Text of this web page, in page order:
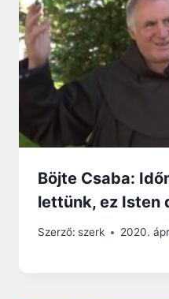
Böjte Csaba:
lettünk, ez Isten
Szerző: szerk 2020.